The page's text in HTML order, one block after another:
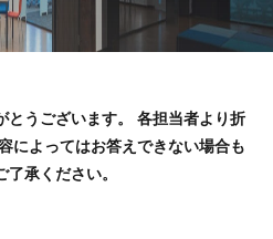
とうございます。 各担当者より折
によってはお答えできない場合も
承ください。